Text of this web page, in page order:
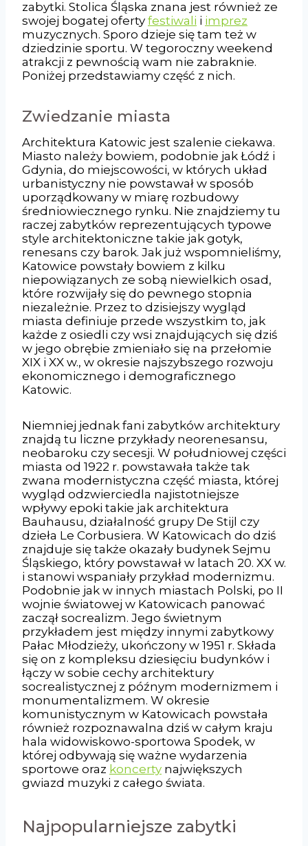
zabytki. Stolica Śląska znana jest również ze
swojej bogatej oferty festiwali i imprez
muzycznych. Sporo dzieje się tam też w
dziedzinie sportu. W tegoroczny weekend
atrakcji z pewnością wam nie zabraknie.
Poniżej przedstawiamy część z nich.
Zwiedzanie miasta
Architektura Katowic jest szalenie ciekawa.
Miasto należy bowiem, podobnie jak Łódź i
Gdynia, do miejscowości, w których układ
urbanistyczny nie powstawał w sposób
uporządkowany w miarę rozbudowy
średniowiecznego rynku. Nie znajdziemy tu
raczej zabytków reprezentujących typowe
style architektoniczne takie jak gotyk,
renesans czy barok. Jak już wspomnieliśmy,
Katowice powstały bowiem z kilku
niepowiązanych ze sobą niewielkich osad,
które rozwijały się do pewnego stopnia
niezależnie. Przez to dzisiejszy wygląd
miasta definiuje przede wszystkim to, jak
każde z osiedli czy wsi znajdujących się dziś
w jego obrębie zmieniało się na przełomie
XIX i XX w., w okresie najszybszego rozwoju
ekonomicznego i demograficznego
Katowic.
Niemniej jednak fani zabytków architektury
znajdą tu liczne przykłady neorenesansu,
neobaroku czy secesji. W południowej części
miasta od 1922 r. powstawała także tak
zwana modernistyczna część miasta, której
wygląd odzwierciedla najistotniejsze
wpływy epoki takie jak architektura
Bauhausu, działalność grupy De Stijl czy
dzieła Le Corbusiera. W Katowicach do dziś
znajduje się także okazały budynek Sejmu
Śląskiego, który powstawał w latach 20. XX w.
i stanowi wspaniały przykład modernizmu.
Podobnie jak w innych miastach Polski, po II
wojnie światowej w Katowicach panować
zaczął socrealizm. Jego świetnym
przykładem jest między innymi zabytkowy
Pałac Młodzieży, ukończony w 1951 r. Składa
się on z kompleksu dziesięciu budynków i
łączy w sobie cechy architektury
socrealistycznej z późnym modernizmem i
monumentalizmem. W okresie
komunistycznym w Katowicach powstała
również rozpoznawalna dziś w całym kraju
hala widowiskowo-sportowa Spodek, w
której odbywają się ważne wydarzenia
sportowe oraz koncerty największych
gwiazd muzyki z całego świata.
Najpopularniejsze zabytki